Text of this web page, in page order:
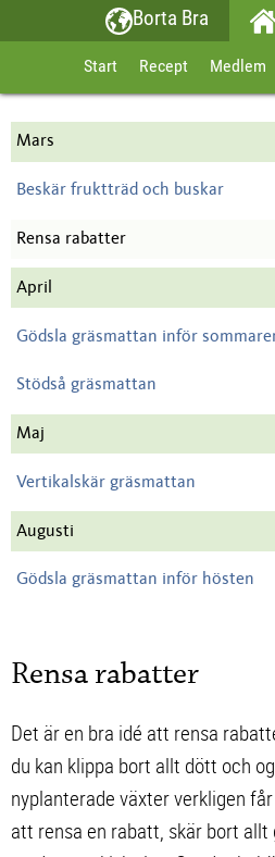
Borta Bra
Start Recept Medlem
Mars
Beskär fruktträd och buskar
Rensa rabatter
April
Gödsla gräsmattan inför
Stödså gräsmattan
Maj
Vertikalskär gräsmattan
Augusti
Gödsla gräsmattan inför hösten
Rensa rabatter
Det är en bra idé att rensa
du kan klippa bort allt dött och
nyplanterade växter verkligen
att rensa en rabatt, skär bort